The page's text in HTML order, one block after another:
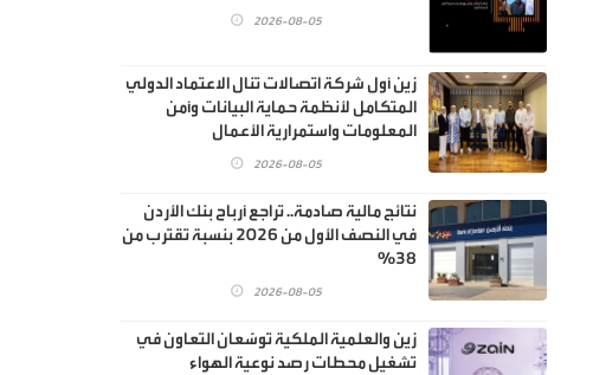
2026-08-05
زين أول شركة اتصالات تنال الاعتماد الدولي
المتكامل لأنظمة حماية البيانات وأمن
المعلومات واستمرارية الأعمال
2026-08-05
نتائج مالية صادمة.. تراجع أرباح بنك الأردن
في النصف الأول من 2026 بنسبة تقترب من
38%
2026-08-05
زين والعلمية الملكية توسّعان التعاون في
تشغيل محطات رصد نوعية الهواء